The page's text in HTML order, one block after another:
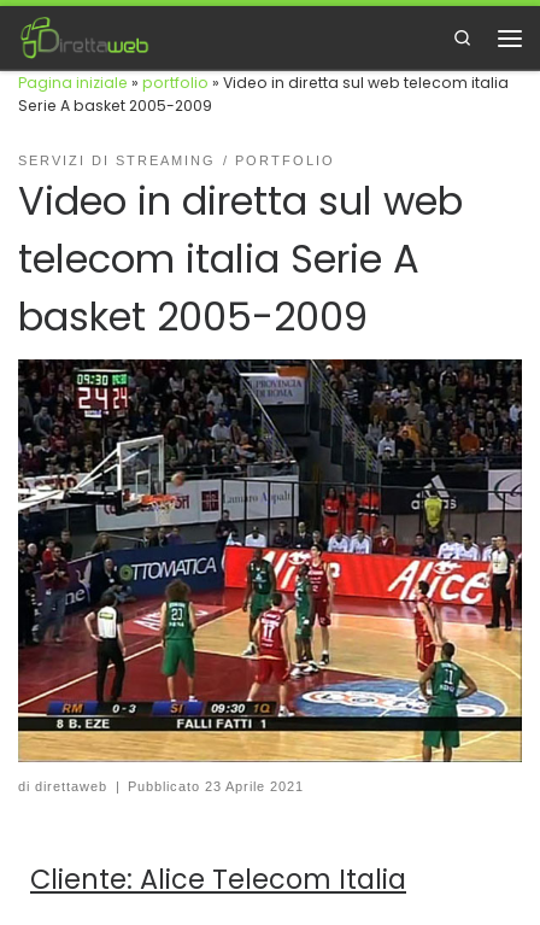
Passa al contenuto
Search
Pagina iniziale » portfolio » Video in diretta sul web telecom italia
Serie A basket 2005-2009
SERVIZI DI STREAMING PORTFOLIO
Video in diretta sul web
telecom italia Serie A
basket 2005-2009
di direttaweb | Pubblicato23 Aprile 2021
Cliente: Alice Telecom Italia